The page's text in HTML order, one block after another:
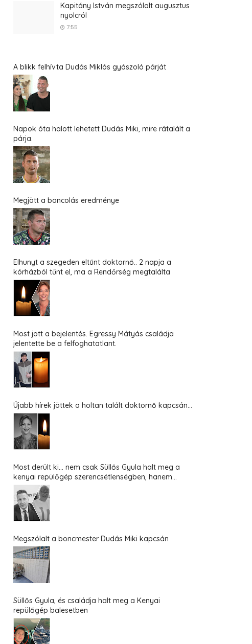
Kapitány István megszólalt augusztus
nyolcról
7:55
A blikk felhívta Dudás Miklós gyászoló párját
Napok óta halott lehetett Dudás Miki, mire rátalált a
párja.
Megjött a boncolás eredménye
Elhunyt a szegeden eltűnt doktornő.. 2 napja a
kórházból tűnt el, ma a Rendőrség megtalálta
Most jött a bejelentés. Egressy Mátyás családja
jelentette be a felfoghatatlant.
Újabb hírek jöttek a holtan talált doktornő kapcsán...
Most derült ki... nem csak Süllős Gyula halt meg a
kenyai repülőgép szerencsétlenségben, hanem...
Megszólalt a boncmester Dudás Miki kapcsán
Süllős Gyula, és családja halt meg a Kenyai
repülőgép balesetben